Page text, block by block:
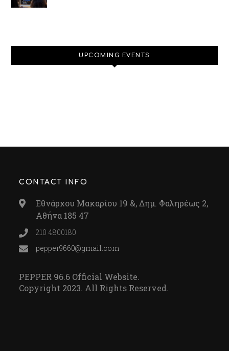
UPCOMING EVENTS
CONTACT INFO
Εθνάρχου Μακαρίου 19 &, Δημ. Φαληρέως 2,
Αθήνα 185 47
210 4800180
pepper9660@gmail.com
PEPPER 96.6 Official Website.
Copyright 2023. All Rights Reserved.